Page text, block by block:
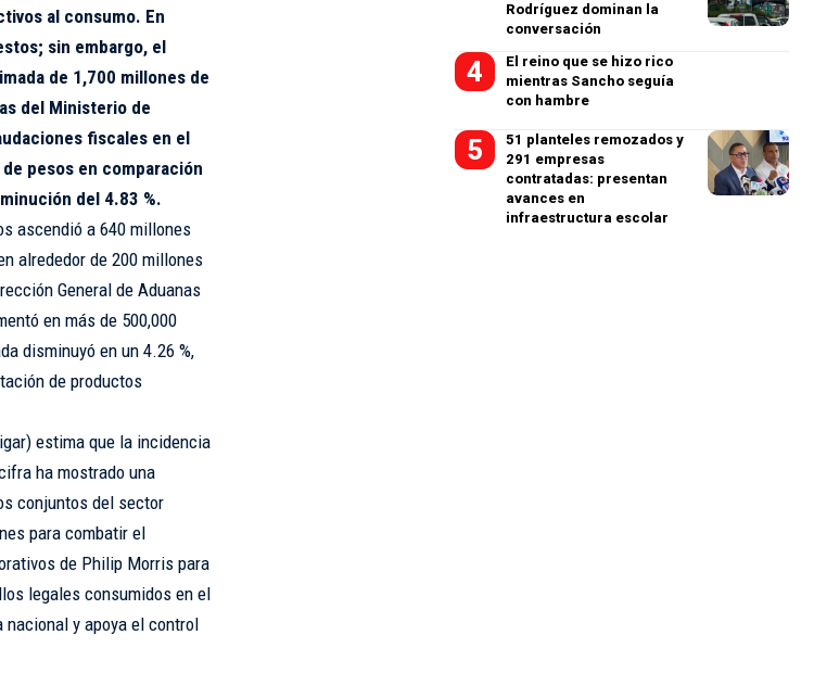
al consumo. En
sin embargo, el
de 1,700 millones de
del Ministerio de
fiscales en el
pesos en comparación
del 4.83 %.
ascendió a 640 millones
alrededor de 200 millones
General de Aduanas
en más de 500,000
disminuyó en un 4.26 %,
de productos
estima que la incidencia
ha mostrado una
conjuntos del sector
para combatir el
de Philip Morris para
legales consumidos en el
y apoya el control
Rodríguez dominan la
conversación
El reino que se hizo rico
mientras Sancho seguía
con hambre
51 planteles remozados y
291 empresas
contratadas: presentan
avances en
infraestructura escolar